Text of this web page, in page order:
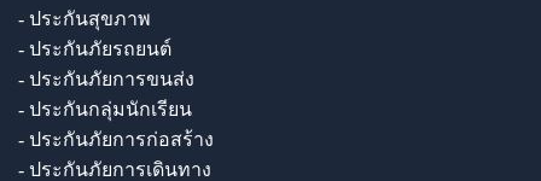
- ประกันสุขภาพ
- ประกันภัยรถยนต์
- ประกันภัยการขนส่ง
- ประกันกลุ่มนักเรียน
- ประกันภัยการก่อสร้าง
- ประกันภัยการเดินทาง